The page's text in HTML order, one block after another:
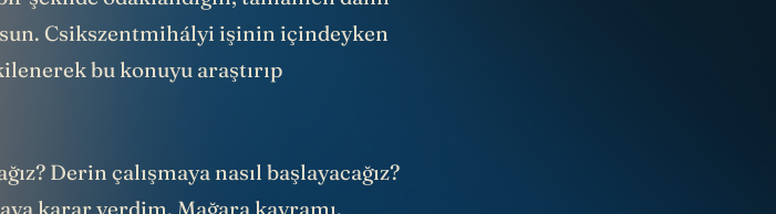
Csikszentmihályi işinin içindeyken
bu konuyu araştırıp
Derin çalışmaya nasıl başlayacağız?